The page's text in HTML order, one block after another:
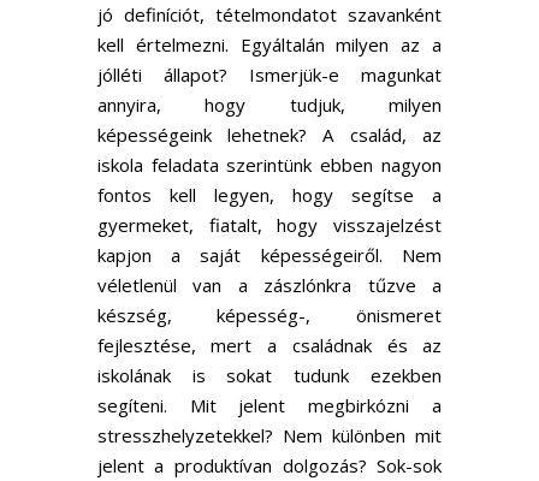
jó definíciót, tételmondatot szavanként
kell értelmezni. Egyáltalán milyen az a
jólléti állapot? Ismerjük-e magunkat
annyira, hogy tudjuk, milyen
képességeink lehetnek? A család, az
iskola feladata szerintünk ebben nagyon
fontos kell legyen, hogy segítse a
gyermeket, fiatalt, hogy visszajelzést
kapjon a saját képességeiről. Nem
véletlenül van a zászlónkra tűzve a
készség, képesség-, önismeret
fejlesztése, mert a családnak és az
iskolának is sokat tudunk ezekben
segíteni. Mit jelent megbirkózni a
stresszhelyzetekkel? Nem különben mit
jelent a produktívan dolgozás? Sok-sok